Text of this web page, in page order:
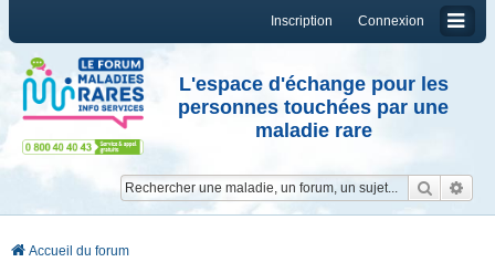
Connexion
Inscription
L'espace d'échange pour les
personnes touchées par une
maladie rare
Accueil du forum